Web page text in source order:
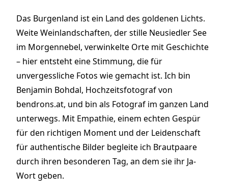
Das Burgenland ist ein Land des goldenen Lichts.
Weite Weinlandschaften, der stille Neusiedler See
im Morgennebel, verwinkelte Orte mit Geschichte
– hier entsteht eine Stimmung, die für
unvergessliche Fotos wie gemacht ist. Ich bin
Benjamin Bohdal, Hochzeitsfotograf von
bendrons.at, und bin als Fotograf im ganzen Land
unterwegs. Mit Empathie, einem echten Gespür
für den richtigen Moment und der Leidenschaft
für authentische Bilder begleite ich Brautpaare
durch ihren besonderen Tag, an dem sie ihr Ja-
Wort geben.